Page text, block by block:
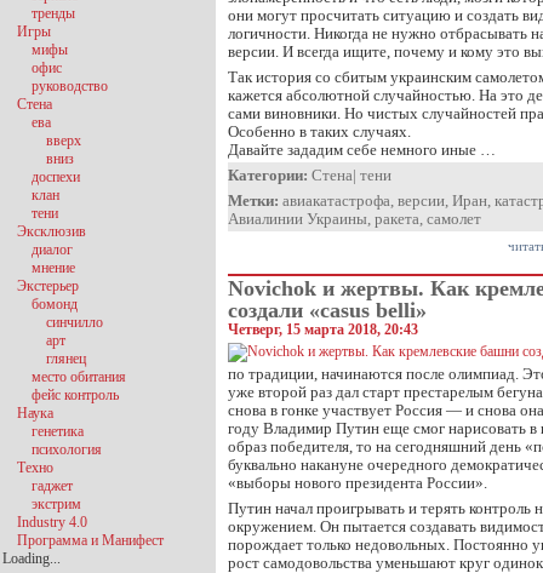
они могут просчитать ситуацию и создать
логичности. Никогда не нужно отбрасывать
версии. И всегда ищите, почему и кому это
Так история со сбитым украинским
кажется абсолютной случайностью. На это
сами виновники. Но чистых случайностей
Особенно в таких случаях.
Давайте зададим себе немного иные …
Категории: Стена| тени
Метки: авиакатастрофа, версии, Иран,
Авиалинии Украины, ракета, самолет
Novichok и жертвы. Как
создали «casus belli»
Четверг, 15 марта 2018, 20:43
по традиции, начинаются после олимпиад.
уже второй раз дал старт престарелым
снова в гонке участвует Россия — и снова
году Владимир Путин еще смог нарисовать
образ победителя, то на сегодняшний день
буквально накануне очередного
«выборы нового президента России».
Путин начал проигрывать и терять контроль
окружением. Он пытается создавать
порождает только недовольных. Постоянно
рост самодовольства уменьшают круг
тренды
Игры
мифы
офис
руководство
Стена
ева
вверх
вниз
доспехи
клан
тени
Эксклюзив
диалог
мнение
Экстерьер
бомонд
синчилло
арт
глянец
место обитания
фейс контроль
Наука
генетика
психология
Техно
гаджет
экстрим
Industry 4.0
Программа и Манифест
Loading...